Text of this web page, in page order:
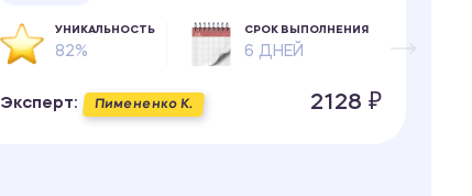
УНИКАЛЬНОСТЬ
82%
СРОК ВЫПОЛНЕНИЯ
6 ДНЕЙ
Эксперт: Пимененко К. 2128 ₽